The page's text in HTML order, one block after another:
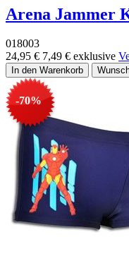
Arena Jammer
018003
24,95 € 7,49 € exklusive
-70%